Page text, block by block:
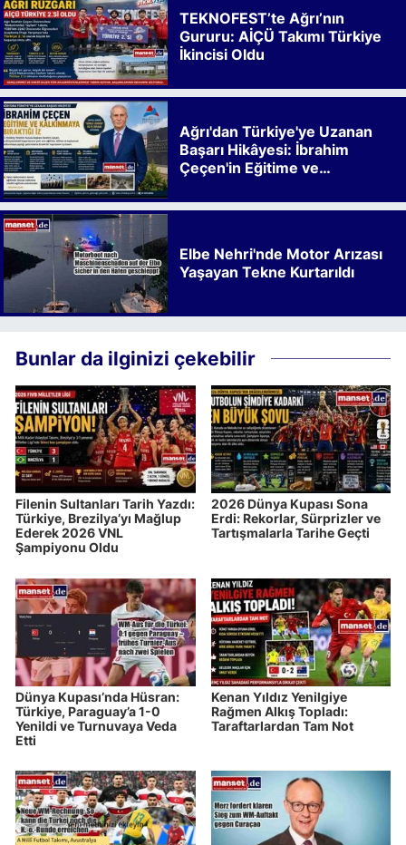
TEKNOFEST’te Ağrı’nın
Gururu: AİÇÜ Takımı Türkiye
İkincisi Oldu
Ağrı'dan Türkiye'ye Uzanan
Başarı Hikâyesi: İbrahim
Çeçen'in Eğitime ve
Elbe Nehri'nde Motor Arızası
Yaşayan Tekne Kurtarıldı
Bunlar da ilginizi çekebilir
Filenin Sultanları Tarih Yazdı:
Türkiye, Brezilya’yı Mağlup
Ederek 2026 VNL
Şampiyonu Oldu
2026 Dünya Kupası Sona
Erdi: Rekorlar, Sürprizler ve
Tartışmalarla Tarihe Geçti
Dünya Kupası’nda Hüsran:
Türkiye, Paraguay’a 1-0
Yenildi ve Turnuvaya Veda
Etti
Kenan Yıldız Yenilgiye
Rağmen Alkış Topladı:
Taraftarlardan Tam Not